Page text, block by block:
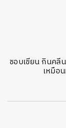
ชอบเขียน กินคลี
เหมือ